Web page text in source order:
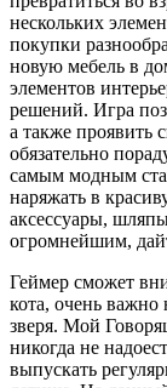
нескольких
покупки
новую мебель в
элементов
решений. Игра
а также проявить
обязательно
самым модным
наряжать в
аксессуары,
огромнейшим,
Геймер сможет
кота, очень важно
зверя. Мой
никогда не
выпускать